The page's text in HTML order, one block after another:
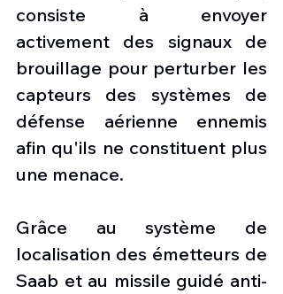
consiste à envoyer
activement des signaux de
brouillage pour perturber les
capteurs des systèmes de
défense aérienne ennemis
afin qu'ils ne constituent plus
une menace.
Grâce au système de
localisation des émetteurs de
Saab et au missile guidé anti-